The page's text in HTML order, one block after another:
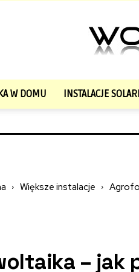
W DOMU INSTALACJE
Większe instalacje
– jak